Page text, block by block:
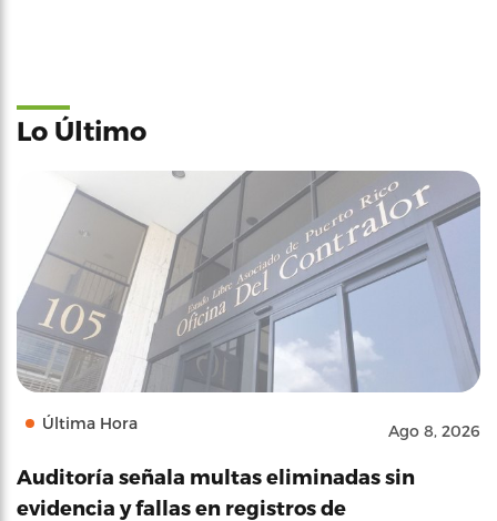
Lo Último
Última Hora Ago 8, 2026
Auditoría señala multas eliminadas sin
evidencia y fallas en registros de